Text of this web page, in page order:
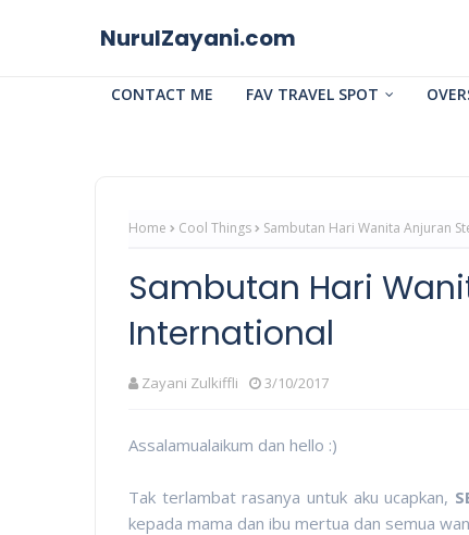
NurulZayani.com
CONTACT ME FAV TRAVEL SPOT
Home Cool Things Sambutan Hari Wanita Anjuran
Sambutan Hari
International
Zayani Zulkiffli 3/10/2017
Assalamualaikum dan hello :)
Tak terlambat rasanya untuk aku ucapkan,
kepada mama dan ibu mertua dan semua